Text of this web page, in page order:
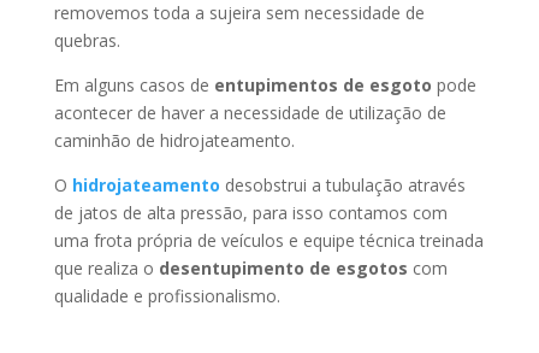
removemos toda a sujeira sem necessidade de
quebras.
Em alguns casos de entupimentos de esgoto pode
acontecer de haver a necessidade de utilização de
caminhão de hidrojateamento.
O hidrojateamento desobstrui a tubulação através
de jatos de alta pressão, para isso contamos com
uma frota própria de veículos e equipe técnica treinada
que realiza o desentupimento de esgotos com
qualidade e profissionalismo.